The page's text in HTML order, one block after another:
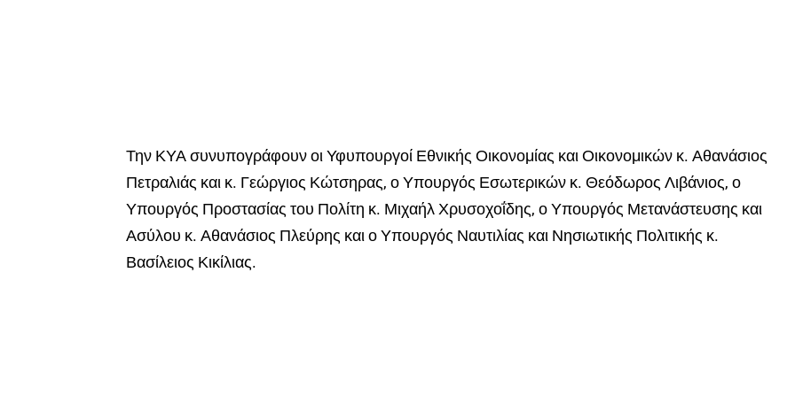
Την ΚΥΑ συνυπογράφουν οι Υφυπουργοί Εθνικής Οικονομίας και Οικονομικών κ. Αθανάσιος
Πετραλιάς και κ. Γεώργιος Κώτσηρας, ο Υπουργός Εσωτερικών κ. Θεόδωρος Λιβάνιος, ο
Υπουργός Προστασίας του Πολίτη κ. Μιχαήλ Χρυσοχοΐδης, ο Υπουργός Μετανάστευσης και
Ασύλου κ. Αθανάσιος Πλεύρης και ο Υπουργός Ναυτιλίας και Νησιωτικής Πολιτικής κ.
Βασίλειος Κικίλιας.